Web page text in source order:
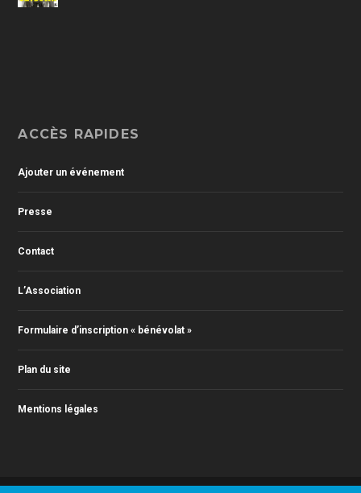
ACCÈS RAPIDES
Ajouter un événement
Presse
Contact
L’Association
Formulaire d’inscription « bénévolat »
Plan du site
Mentions légales